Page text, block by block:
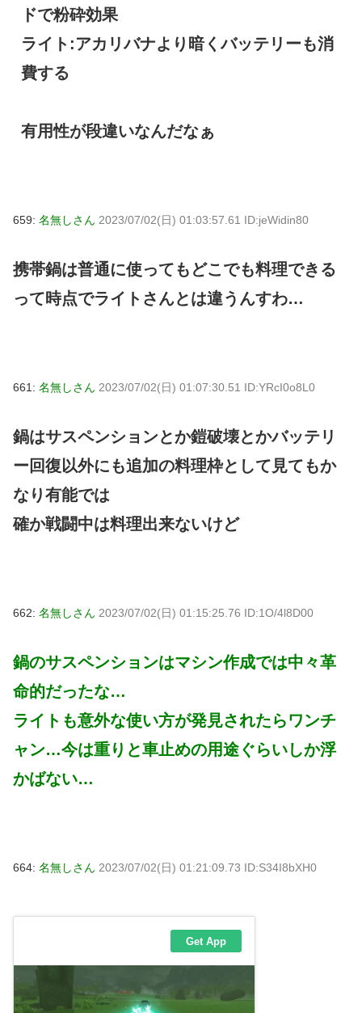
ドで粉砕効果
ライト:アカリバナより暗くバッテリーも消
費する
有用性が段違いなんだなぁ
659: 名無しさん 2023/07/02(日) 01:03:57.61 ID:jeWidin80
携帯鍋は普通に使ってもどこでも料理できる
って時点でライトさんとは違うんすわ…
661: 名無しさん 2023/07/02(日) 01:07:30.51 ID:YRcI0o8L0
鍋はサスペンションとか鎧破壊とかバッテリ
ー回復以外にも追加の料理枠として見てもか
なり有能では
確か戦闘中は料理出来ないけど
662: 名無しさん 2023/07/02(日) 01:15:25.76 ID:1O/4l8D00
鍋のサスペンションはマシン作成では中々革
命的だったな…
ライトも意外な使い方が発見されたらワンチ
ャン…今は重りと車止めの用途ぐらいしか浮
かばない…
664: 名無しさん 2023/07/02(日) 01:21:09.73 ID:S34I8bXH0